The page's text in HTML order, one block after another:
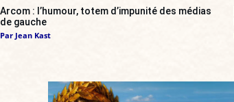
Arcom : l’humour, totem d’impunité des médias
de gauche
Par Jean Kast